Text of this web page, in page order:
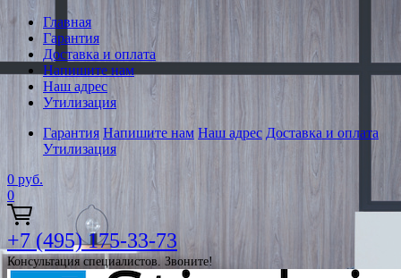
Главная
Гарантия
Доставка и оплата
Напишите нам
Наш адрес
Утилизация
Гарантия Напишите нам Наш адрес Доставка и оплата
Утилизация
0 руб.
0
+7 (495) 175-33-73
Консультация специалистов. Звоните!